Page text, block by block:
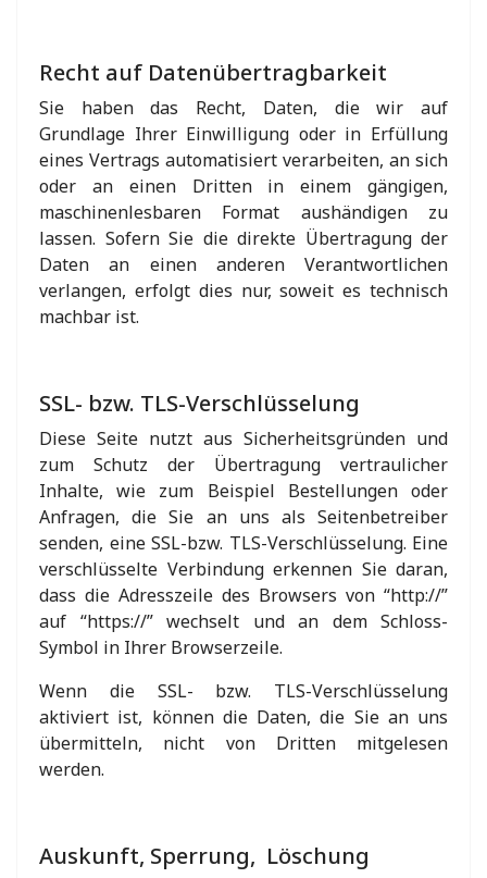
Recht auf Datenübertragbarkeit
Sie haben das Recht, Daten, die wir auf
Grundlage Ihrer Einwilligung oder in Erfüllung
eines Vertrags automatisiert verarbeiten, an sich
oder an einen Dritten in einem gängigen,
maschinenlesbaren Format aushändigen zu
lassen. Sofern Sie die direkte Übertragung der
Daten an einen anderen Verantwortlichen
verlangen, erfolgt dies nur, soweit es technisch
machbar ist.
SSL- bzw. TLS-Verschlüsselung
Diese Seite nutzt aus Sicherheitsgründen und
zum Schutz der Übertragung vertraulicher
Inhalte, wie zum Beispiel Bestellungen oder
Anfragen, die Sie an uns als Seitenbetreiber
senden, eine SSL-bzw. TLS-Verschlüsselung. Eine
verschlüsselte Verbindung erkennen Sie daran,
dass die Adresszeile des Browsers von “http://”
auf “https://” wechselt und an dem Schloss-
Symbol in Ihrer Browserzeile.
Wenn die SSL- bzw. TLS-Verschlüsselung
aktiviert ist, können die Daten, die Sie an uns
übermitteln, nicht von Dritten mitgelesen
werden.
Auskunft, Sperrung, Löschung